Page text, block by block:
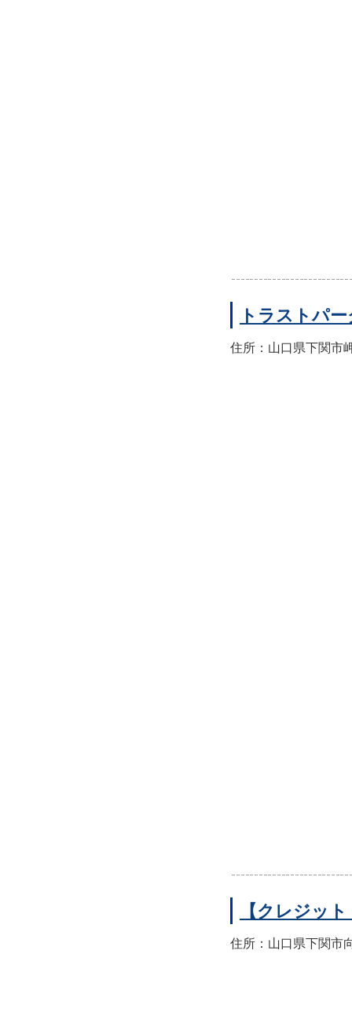
トラストパ
住所：山口県下関市
【クレジッ
住所：山口県下関市